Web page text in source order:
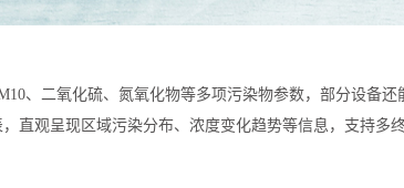
、二氧化硫、氮氧化物等多项污染物参数，部分设备
直观呈现区域污染分布、浓度变化趋势等信息，支持多终